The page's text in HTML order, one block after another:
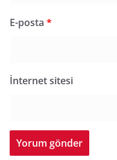
E-posta *
İnternet sitesi